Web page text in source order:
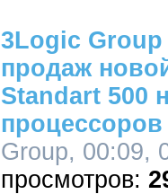
3Logic Group
продаж
Standart 500
Group, 00:09,